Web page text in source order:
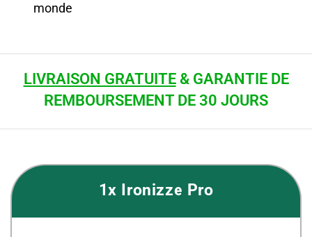
monde
LIVRAISON GRATUITE& GARANTIE DE
REMBOURSEMENT DE 30 JOURS
1x Ironizze Pro